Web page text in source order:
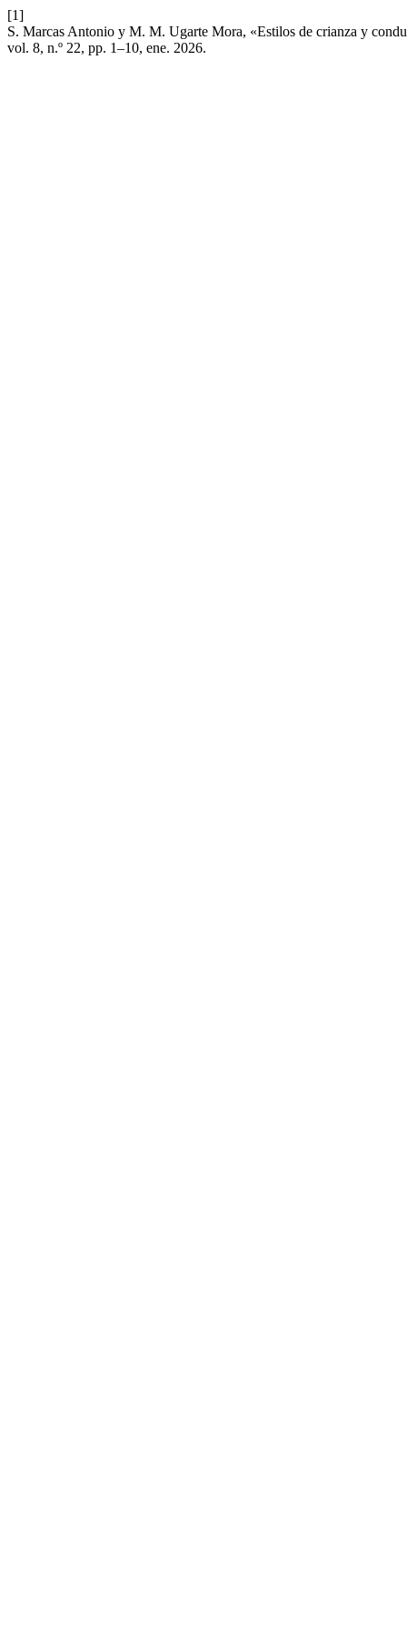
[1]
S. Marcas Antonio y M. M. Ugarte Mora, «Estilos de crianza y
vol. 8, n.º 22, pp. 1–10, ene. 2026.